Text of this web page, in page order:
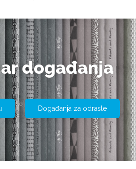
događanja
Događanja za odrasle